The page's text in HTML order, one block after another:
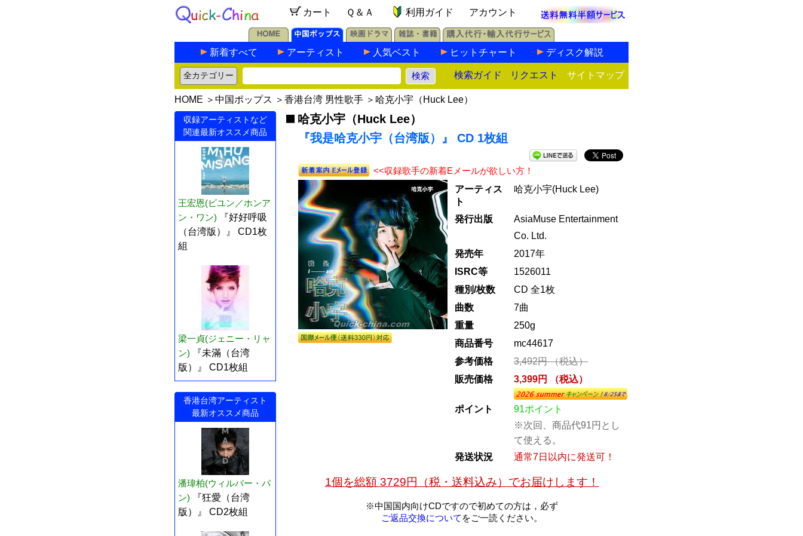
カート Ｑ＆Ａ 利用ガイド アカウント
新着すべて アーティスト 人気ベスト ヒットチャート ディスク解説
検索ガイド リクエスト サイトマップ
HOME ＞ 中国ポップス ＞ 香港台湾 男性歌手 ＞ 哈克小宇（Huck Lee）
収録アーティストなど
関連最新オススメ商品
王宏恩(ビユン／ホンア
ン・ワン)
『好好呼吸
（台湾版）』 CD1枚
組
梁一貞(ジェニー・リャ
ン)
『未滿（台湾
版）』 CD1枚組
香港台湾アーティスト
最新オススメ商品
潘瑋柏(ウィルバー・パ
ン)
『狂愛（台湾
版）』 CD2枚組
哈克小宇（Huck Lee）
『我是哈克小宇（台湾版）』 CD 1枚組
<<収録歌手の新着Eメールが欲しい方！
アーティス
ト
哈克小宇(Huck Lee)
発行出版
AsiaMuse Entertainment
Co. Ltd.
発売年
2017年
ISRC等
1526011
種別/枚数
CD 全1枚
曲数
7曲
重量
250g
商品番号
mc44617
参考価格
3,492円 （税込）
販売価格
3,399円 （税込）
ポイント
91ポイント
※次回、商品代91円とし
て使える。
発送状況
通常7日以内に発送可！
1個を総額 3729円（税・送料込み）でお届けします！
※中国国内向けCDですので初めての方は，必ず
ご返品交換について をご一読ください。